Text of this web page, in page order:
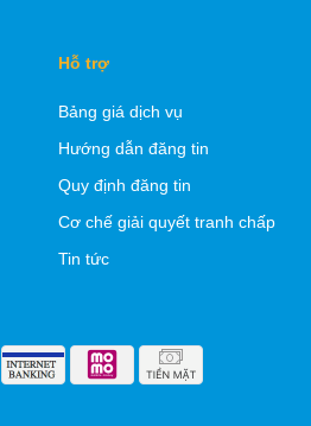
Hỗ trợ
Bảng giá dịch vụ
Hướng dẫn đăng tin
Quy định đăng tin
Cơ chế giải quyết tranh chấp
Tin tức